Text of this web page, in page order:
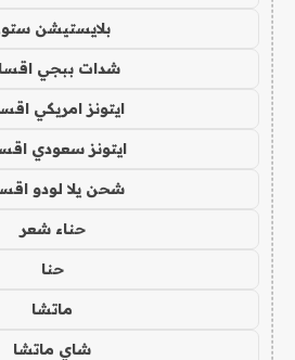
بلايستيشن
شدات ببجي
ايتونز امريكي
ايتونز سعودي
شحن يلا لودو
حناء شعر
حنا
ماتشا
شاي ماتشا